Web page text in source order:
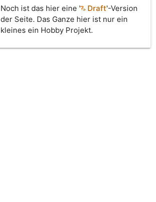
Noch ist das hier eine ' Draft'-Version
der Seite. Das Ganze hier ist nur ein
kleines ein Hobby Projekt.